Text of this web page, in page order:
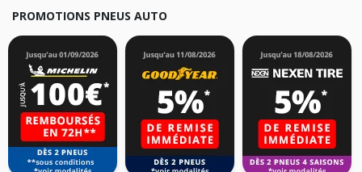
PROMOTIONS PNEUS AUTO